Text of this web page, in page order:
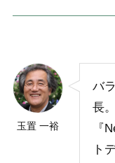
玉置 一裕
バ
長。
『
ト